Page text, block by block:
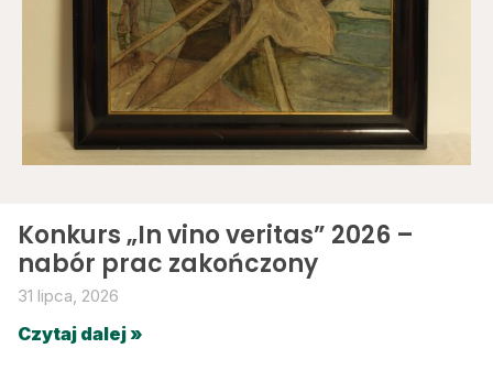
Konkurs „In vino veritas” 2026 –
nabór prac zakończony
31 lipca, 2026
Czytaj dalej »